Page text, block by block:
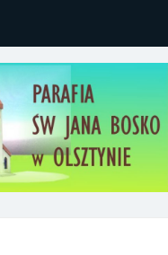
Jana
Olsztynie
1